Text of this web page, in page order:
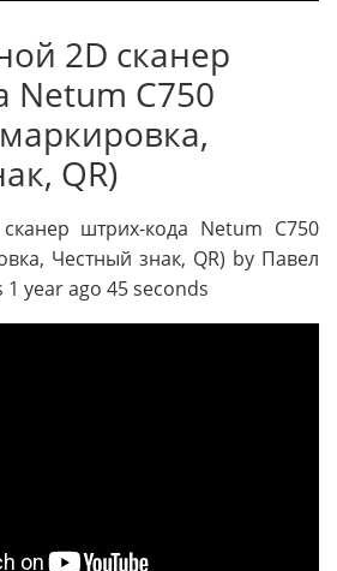
2D сканер
Netum C750
QR)
штрих-кода Netum C750
Честный знак, QR) by Павел
year ago 45 seconds